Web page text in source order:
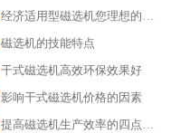
经济适用型磁选机您理想的选择
磁选机的技能特点
干式磁选机高效环保效果好
影响干式磁选机价格的因素
提高磁选机生产效率的四点方法